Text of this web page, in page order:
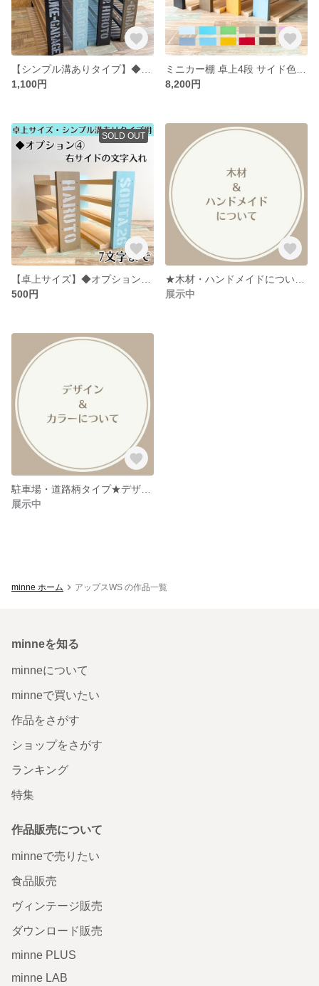
1,100円
8,200円
SOLD OUT
500円
展示中
展示中
minne ホーム アップスWS の作品一覧
minneを知る
minneについて
minneで買いたい
作品をさがす
ショップをさがす
ランキング
特集
作品販売について
minneで売りたい
食品販売
ヴィンテージ販売
ダウンロード販売
minne PLUS
minne LAB